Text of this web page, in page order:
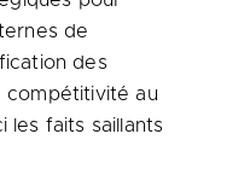
de
des
compétitivité au
les faits saillants